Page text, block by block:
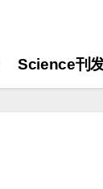
Science刊